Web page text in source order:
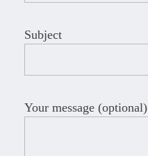
Subject
Your message (optional)